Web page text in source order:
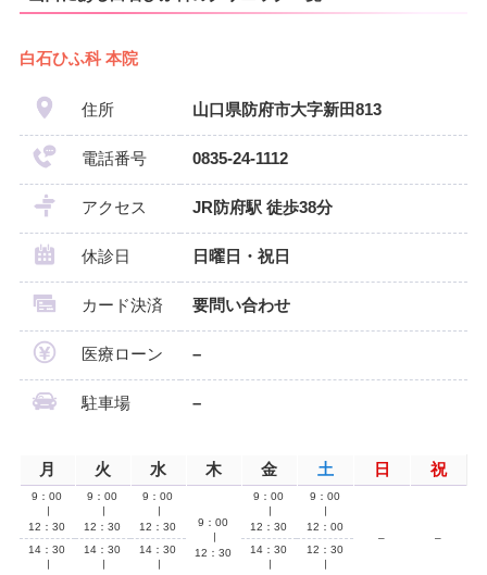
白石ひふ科 本院
住所 山口県防府市大字新田813
電話番号 0835-24-1112
アクセス JR防府駅 徒歩38分
休診日 日曜日・祝日
カード決済 要問い合わせ
医療ローン –
駐車場 –
月 火 水 木 金 土 日 祝
9：00
12：30
9：00
12：30
9：00
12：30
9：00
12：30
9：00
12：30
9：00
12：00
–
–
14：30
14：30
14：30
14：30
12：30